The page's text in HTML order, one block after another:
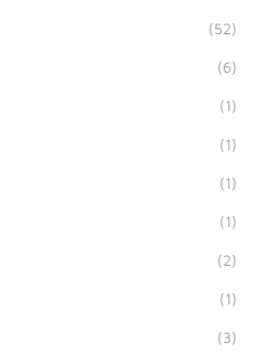
(52)
(6)
(1)
(1)
(1)
(1)
(2)
(1)
(3)